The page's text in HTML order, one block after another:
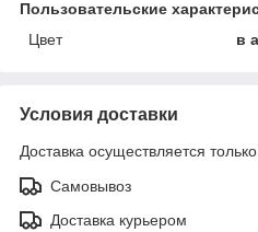
Пользовательские
Цвет
в
Условия доставки
Доставка осуществляется
Самовывоз
Доставка курьером